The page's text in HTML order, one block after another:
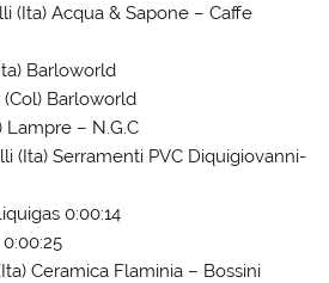
(Ita) Acqua & Sapone – Caffe
Barloworld
(Col) Barloworld
Lampre – N.G.C
(Ita) Serramenti PVC Diquigiovanni-
0:00:14
Ceramica Flaminia – Bossini